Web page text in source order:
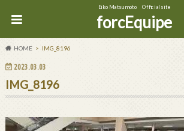
Eiko Matsumoto Official site
forcEquipe
HOME IMG_8196
2023.03.03
IMG_8196